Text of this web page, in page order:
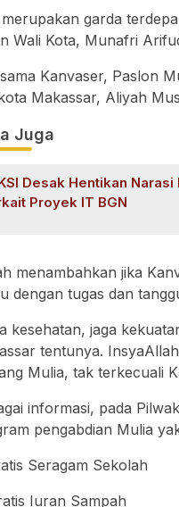
garda
Wali Kota, Munafri
Kanvaser, Paslon
Makassar, Aliyah
Juga
Desak Hentikan Narasi
Proyek IT BGN
menambahkan jika
dengan tugas dan
kesehatan, jaga
tentunya.
Mulia, tak terkecuali
informasi, pada
pengabdian Mulia
Seragam Sekolah
Iuran Sampah